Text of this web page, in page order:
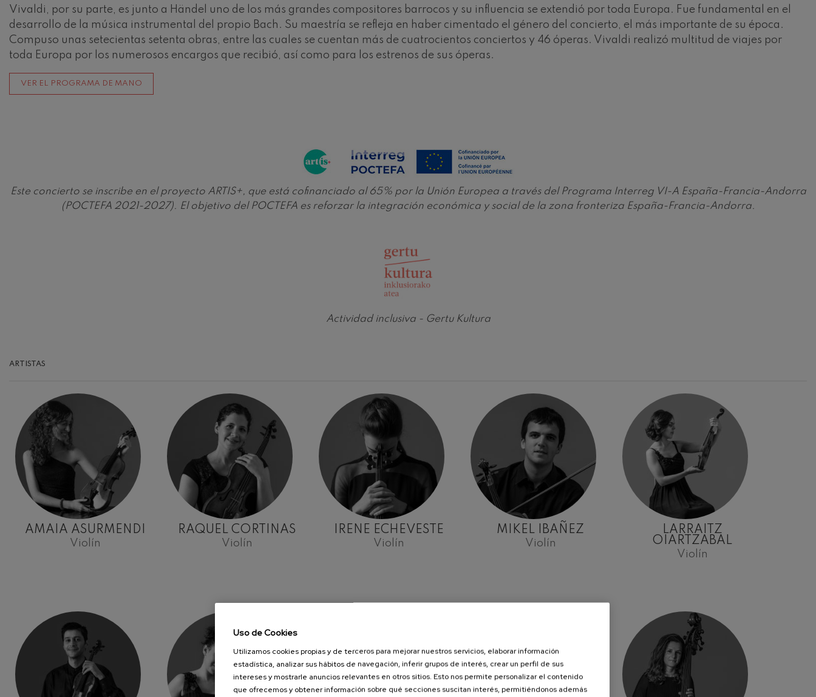
Vivaldi, por su parte, es junto a Händel uno de los más grandes compositores barrocos y su influencia se extendió por toda Europa. Fue fundamental en el
desarrollo de la música instrumental del propio Bach. Su maestría se refleja en haber cimentado el género del concierto, el más importante de su época.
Compuso unas setecientas setenta obras, entre las cuales se cuentan más de cuatrocientos conciertos y 46 óperas. Vivaldi realizó multitud de viajes por
toda Europa por los numerosos encargos que recibió, así como para los estrenos de sus óperas.
VER EL PROGRAMA DE MANO
Este concierto se inscribe en el proyecto ARTIS+, que está cofinanciado al 65% por la Unión Europea a través del Programa Interreg VI-A España-Francia-Andorra
(POCTEFA 2021-2027). El objetivo del POCTEFA es reforzar la integración económica y social de la zona fronteriza España-Francia-Andorra.
Actividad inclusiva - Gertu Kultura
ARTISTAS
AMAIA ASURMENDI
Violín
RAQUEL CORTINAS
Violín
IRENE ECHEVESTE
Violín
MIKEL IBAÑEZ
Violín
LARRAITZ
OIARTZABAL
Violín
Ludwig van Beethoven: Sinfonía nº2
Ludwig van Beethoven
Wolfgang Amadeus Mozart: Concierto para
Gabriel Fauré: Pelléas et Mélisande
Gabriel Fauré
Wolfgang Amadeus Mozart: Concierto para
Uso de Cookies
Utilizamos cookies propias y de terceros para mejorar nuestros servicios, elaborar información
estadística, analizar sus hábitos de navegación, inferir grupos de interés, crear un perfil de sus
intereses y mostrarle anuncios relevantes en otros sitios. Esto nos permite personalizar el contenido
que ofrecemos y obtener información sobre qué secciones suscitan interés, permitiéndonos además